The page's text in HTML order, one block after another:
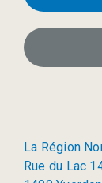
La Région
Rue du Lac